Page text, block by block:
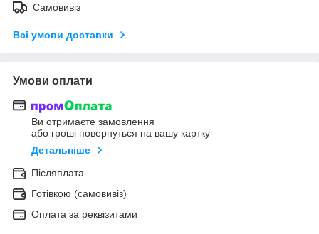
Самовивіз
Всі умови доставки
Умови оплати
Ви отримаєте замовлення
або гроші повернуться на вашу картку
Детальніше
Післяплата
Готівкою (самовивіз)
Оплата за реквізитами